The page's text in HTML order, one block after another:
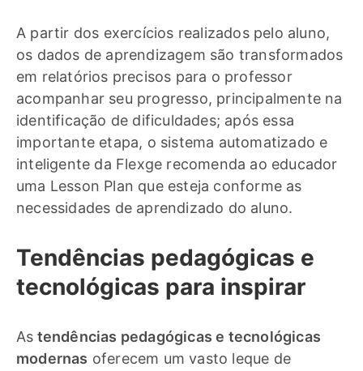
A partir dos exercícios realizados pelo aluno,
os dados de aprendizagem são transformados
em relatórios precisos para o professor
acompanhar seu progresso, principalmente na
identificação de dificuldades; após essa
importante etapa, o sistema automatizado e
inteligente da Flexge recomenda ao educador
uma Lesson Plan que esteja conforme as
necessidades de aprendizado do aluno.
Tendências pedagógicas e
tecnológicas para inspirar
As tendências pedagógicas e tecnológicas
modernas oferecem um vasto leque de